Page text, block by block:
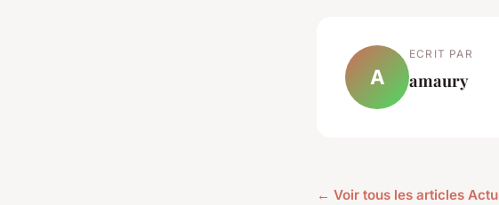
A
ECRIT PAR
amaury
← Voir tous les articles Actu